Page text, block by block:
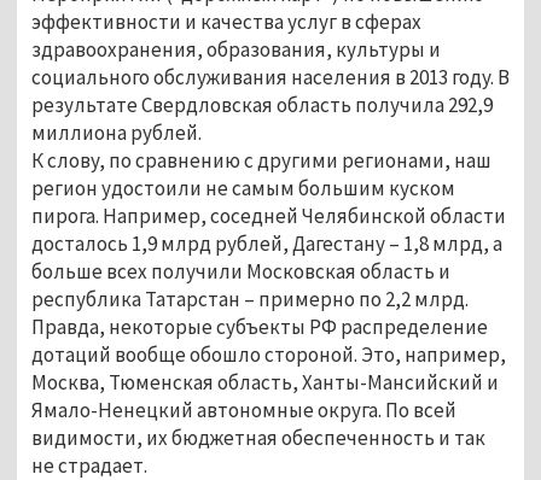
эффективности и качества услуг в сферах
здравоохранения, образования, культуры и
социального обслуживания населения в 2013 году. В
результате Свердловская область получила 292,9
миллиона рублей.
К слову, по сравнению с другими регионами, наш
регион удостоили не самым большим куском
пирога. Например, соседней Челябинской области
досталось 1,9 млрд рублей, Дагестану – 1,8 млрд, а
больше всех получили Московская область и
республика Татарстан – примерно по 2,2 млрд.
Правда, некоторые субъекты РФ распределение
дотаций вообще обошло стороной. Это, например,
Москва, Тюменская область, Ханты-Мансийский и
Ямало-Ненецкий автономные округа. По всей
видимости, их бюджетная обеспеченность и так
не страдает.